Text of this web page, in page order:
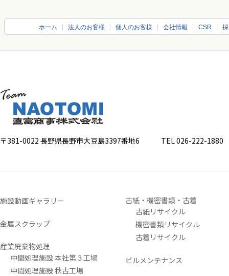
ホーム 法人のお客様 個人のお客様 会社情報 CSR
〒381-0022 長野県長野市大豆島3397番地6 TEL 026-222-1880
施設動画ギャラリー
金属スクラップ
産業廃棄物処理
中間処理施設 本社第３工場
中間処理施設 秋古工場
古紙・機密書類・古着
古紙リサイクル
機密書類リサイクル
古着リサイクル
ビルメンテナンス